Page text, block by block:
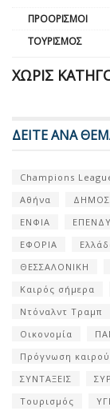
ΠΡΟΟΡΙΣΜΟΊ
ΤΟΥΡΙΣΜΌΣ
ΧΩΡΊΣ
ΔΕΙΤΕ ΑΝΑ
Champions
Αθήνα
ΕΝΦΙΑ
ΕΦΟΡΙΑ
ΘΕΣΣΑΛΟΝΙΚΗ
Καιρός σήμερα
Ντόναλντ Τραμπ
Οικονομία
Πρόγνωση καιρού
ΣΥΝΤΑΞΕΙΣ
Τουρισμός